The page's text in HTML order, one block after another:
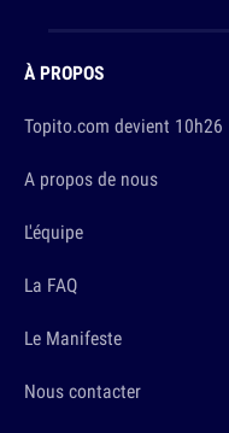
À PROPOS
Topito.com devient 10h26
A propos de nous
L'équipe
La FAQ
Le Manifeste
Nous contacter